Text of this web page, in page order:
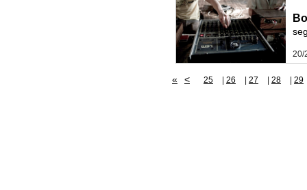
20/
« < 25 26 27 28 29